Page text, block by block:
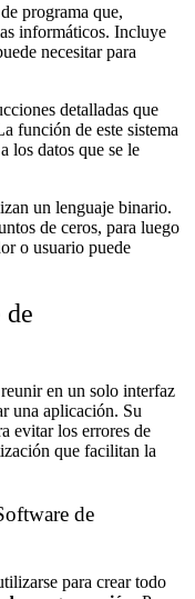
programa que,
informáticos. Incluye
necesitar para
detalladas que
función de este sistema
los datos que se le
un lenguaje binario.
de ceros, para luego
o usuario puede
de
en un solo interfaz
una aplicación. Su
evitar los errores de
que facilitan la
de
para crear todo